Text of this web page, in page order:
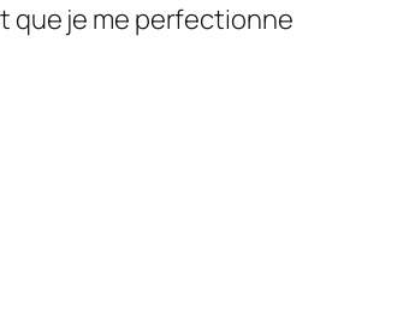
que je me perfectionne